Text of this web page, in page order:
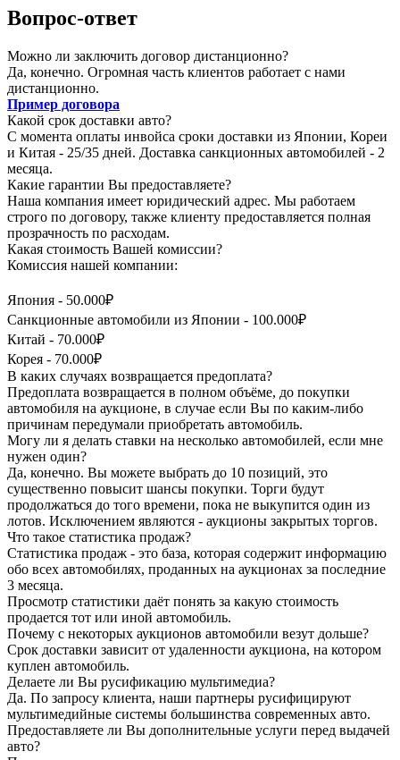
Вопрос-ответ
Можно ли заключить договор дистанционно?
Да, конечно. Огромная часть клиентов работает с нами
дистанционно.
Пример договора
Какой срок доставки авто?
С момента оплаты инвойса сроки доставки из Японии, Кореи
и Китая - 25/35 дней. Доставка санкционных автомобилей - 2
месяца.
Какие гарантии Вы предоставляете?
Наша компания имеет юридический адрес. Мы работаем
строго по договору, также клиенту предоставляется полная
прозрачность по расходам.
Какая стоимость Вашей комиссии?
Комиссия нашей компании:
Япония - 50.000₽
Санкционные автомобили из Японии - 100.000₽
Китай - 70.000₽
Корея - 70.000₽
В каких случаях возвращается предоплата?
Предоплата возвращается в полном объёме, до покупки
автомобиля на аукционе, в случае если Вы по каким-либо
причинам передумали приобретать автомобиль.
Могу ли я делать ставки на несколько автомобилей, если мне
нужен один?
Да, конечно. Вы можете выбрать до 10 позиций, это
существенно повысит шансы покупки. Торги будут
продолжаться до того времени, пока не выкупится один из
лотов. Исключением являются - аукционы закрытых торгов.
Что такое статистика продаж?
Статистика продаж - это база, которая содержит информацию
обо всех автомобилях, проданных на аукционах за последние
3 месяца.
Просмотр статистики даёт понять за какую стоимость
продается тот или иной автомобиль.
Почему с некоторых аукционов автомобили везут дольше?
Срок доставки зависит от удаленности аукциона, на котором
куплен автомобиль.
Делаете ли Вы русификацию мультимедиа?
Да. По запросу клиента, наши партнеры русифицируют
мультимедийные системы большинства современных авто.
Предоставляете ли Вы дополнительные услуги перед выдачей
авто?